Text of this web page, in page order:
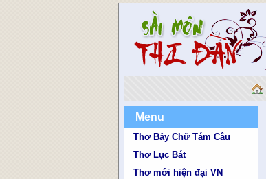
Menu
Thơ Bảy Chữ Tám Câu
Thơ Lục Bát
Thơ mới hiện đại VN